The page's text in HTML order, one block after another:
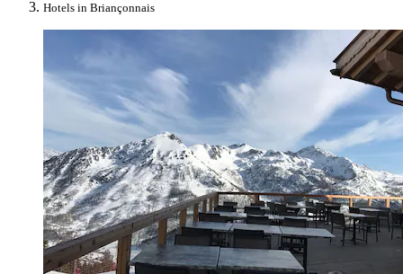
Hotels in Briançonnais